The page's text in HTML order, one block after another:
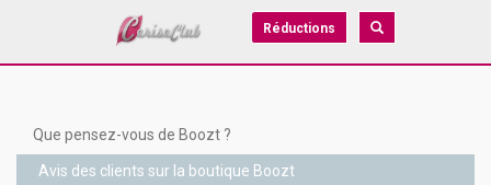
Réductions
Que pensez-vous de Boozt ?
Avis des clients sur la boutique Boozt